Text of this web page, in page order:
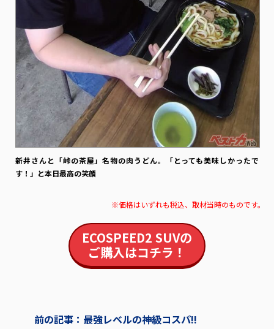
新井さんと「峠の茶屋」名物の肉うどん。「とっても美味しかったで
す！」と本日最高の笑顔
※価格はいずれも税込、取材当時のものです。
ECOSPEED2 SUVの
ご購入はコチラ！
前の記事：最強レベルの神級コスパ!!